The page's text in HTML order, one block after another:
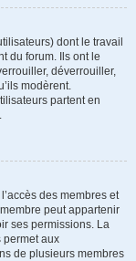
dont le travail
du forum. Ils ont le
déverrouiller,
modèrent.
partent en
des membres et
peut appartenir
ses permissions. La
permet aux
de plusieurs membres